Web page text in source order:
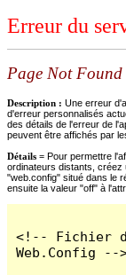
Erreur du
Page Not
Description : Une erreur
d'erreur personnalisés
des détails de l'erreur de
peuvent être affichés par
Détails = Pour permettre
ordinateurs distants, créez
"web.config" situé dans le
ensuite la valeur "off" à
<!-- Fichier
Web.Config --